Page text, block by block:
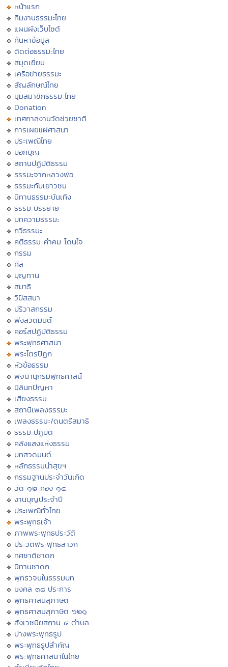
หน้าแรก
ทีมงานธรรมะไทย
แผนผังเว็บไซต์
ค้นหาข้อมูล
ติดต่อธรรมะไทย
สมุดเยี่ยม
เครือข่ายธรรมะ
สัญลักษณ์ไทย
มุมสมาชิกธรรมะไทย
Donation
เทศกาลงานวัดช่วยชาติ
การเผยแผ่ศาสนา
ประเพณีไทย
บอกบุญ
สถานปฏิบัติธรรม
ธรรมะจากหลวงพ่อ
ธรรมะกับเยาวชน
นิทานธรรมะบันเทิง
ธรรมะบรรยาย
บทความธรรมะ
กวีธรรมะ
คติธรรม คำคม โดนใจ
กรรม
ศีล
บุญทาน
สมาธิ
วิปัสสนา
ปริวาสกรรม
ฟังสวดมนต์
คอร์สปฏิบัติธรรม
พระพุทธศาสนา
พระไตรปิฏก
หัวข้อธรรม
พจนานุกรมพุทธศาสน์
มิลินทปัญหา
เสียงธรรม
สถานีเพลงธรรมะ
เพลงธรรมะ/ดนตรีสมาธิ
ธรรมะปฏิบัติ
คลังแสงแห่งธรรม
บทสวดมนต์
หลักธรรมนำสุขฯ
กรรมฐานประจำวันเกิด
ฮีต ๑๒ คอง ๑๔
งานบุญประจำปี
ประเพณีทั่วไทย
พระพุทธเจ้า
ภาพพระพุทธประวัติ
ประวัติพระพุทธสาวก
ทศชาติชาดก
นิทานชาดก
พุทธวจนในธรรมบท
มงคล ๓๘ ประการ
พุทธศาสนสุภาษิต
พุทธศาสนสุภาษิต ๖๒๑
สังเวชนียสถาน ๔ ตำบล
ปางพระพุทธรูป
พระพุทธรูปสำคัญ
พระพุทธศาสนาในไทย